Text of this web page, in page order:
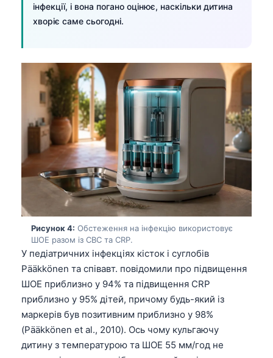
інфекції, і вона погано оцінює, наскільки дитина
хворіє саме сьогодні.
Рисунок 4: Обстеження на інфекцію використовує
ШОЕ разом із CBC та CRP.
У педіатричних інфекціях кісток і суглобів
Pääkkönen та співавт. повідомили про підвищення
ШОЕ приблизно у 94% та підвищення CRP
приблизно у 95% дітей, причому будь-який із
маркерів був позитивним приблизно у 98%
(Pääkkönen et al., 2010). Ось чому кульгаючу
дитину з температурою та ШОЕ 55 мм/год не